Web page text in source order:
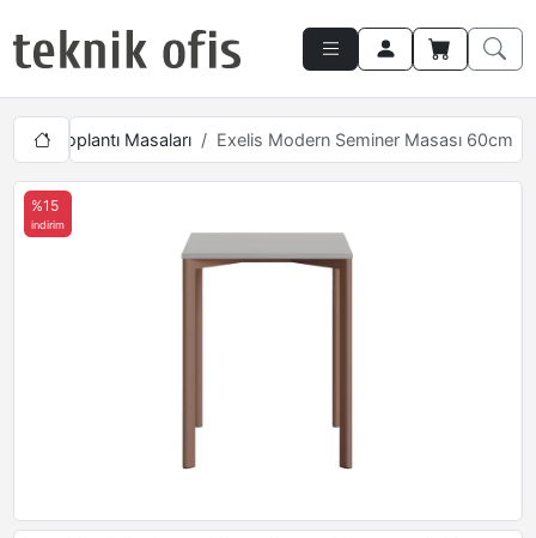
Toplantı Masaları Exelis Modern Seminer Masası 60cm
%15
indirim